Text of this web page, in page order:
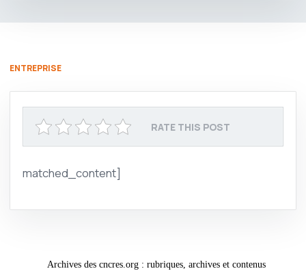
ENTREPRISE
RATE THIS POST
matched_content]
Archives des cncres.org : rubriques, archives et contenus